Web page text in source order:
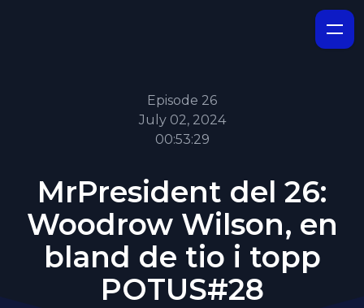
Episode 26
July 02, 2024
00:53:29
MrPresident del 26:
Woodrow Wilson, en
bland de tio i topp
POTUS#28